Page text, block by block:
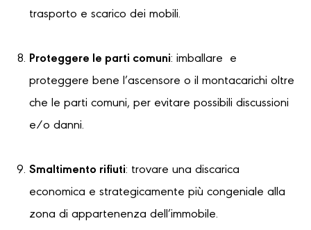
trasporto e scarico dei mobili.
Proteggere le parti comuni: imballare e
proteggere bene l’ascensore o il montacarichi oltre
che le parti comuni, per evitare possibili discussioni
e/o danni.
Smaltimento rifiuti: trovare una discarica
economica e strategicamente più congeniale alla
zona di appartenenza dell’immobile.